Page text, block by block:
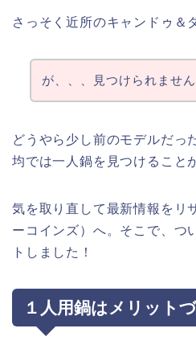
さっそく近所のキャンドゥ＆
が、、、見つけられません
どうやら少し前のモデルだっ
均では一人鍋を見つけること
気を取り直して最新情報をリ
ーコインズ）へ。そこで、つ
トしました！
１人用鍋はメリット